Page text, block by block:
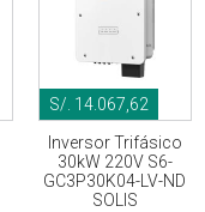
S/. 14.067,62
Inversor Trifásico
30kW 220V S6-
GC3P30K04-LV-ND
SOLIS